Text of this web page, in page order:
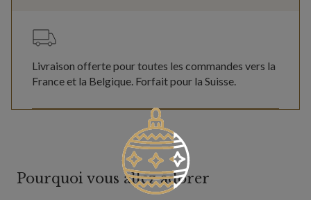
Livraison offerte pour toutes les commandes vers la
France et la Belgique. Forfait pour la Suisse.
Pourquoi vous allez adorer